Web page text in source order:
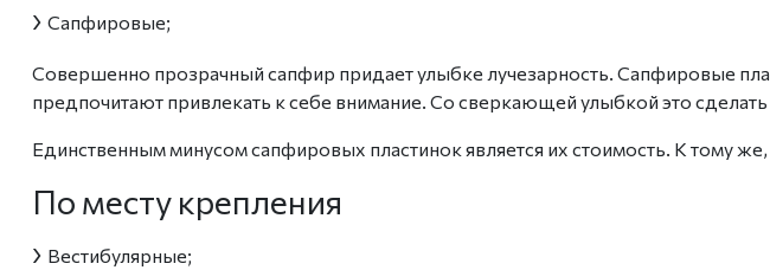
› Сапфировые;
Совершенно прозрачный сапфир придает улыбке лучезарность. Сапфировые
предпочитают привлекать к себе внимание. Со сверкающей улыбкой это
Единственным минусом сапфировых пластинок является их стоимость. К тому
По месту крепления
› Вестибулярные;